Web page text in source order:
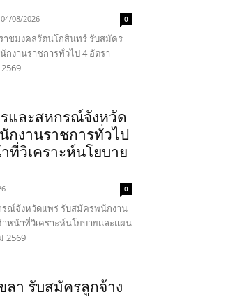
04/08/2026 0
าชมงคลรัตนโกสินทร์ รับสมัคร
กงานราชการทั่วไป 4 อัตรา
และสหกรณ์จังหวัด
กงานราชการทั่วไป
ที่วิเคราะห์นโยบาย
0
รณ์จังหวัดแพร่ รับสมัครพนักงาน
าหน้าที่วิเคราะห์นโยบายและแผน
2569
ลา รับสมัครลูกจ้าง